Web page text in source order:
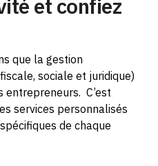
et confiez
que la gestion
sociale et juridique)
entrepreneurs. C’est
services personnalisés
de chaque